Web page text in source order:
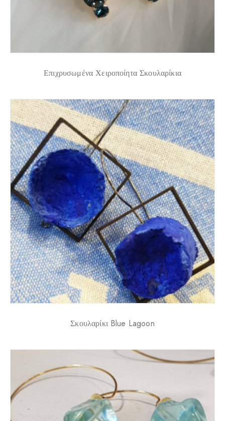
Επιχρυσωμένα Χειροποίητα Σκουλαρίκια
Σκουλαρίκι Blue Lagoon